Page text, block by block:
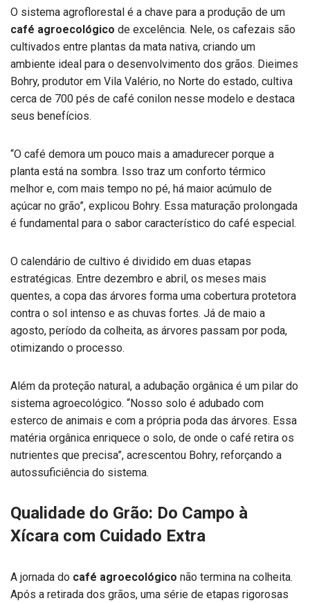
O sistema agroflorestal é a chave para a produção de um
café agroecológico de excelência. Nele, os cafezais são
cultivados entre plantas da mata nativa, criando um
ambiente ideal para o desenvolvimento dos grãos. Dieimes
Bohry, produtor em Vila Valério, no Norte do estado, cultiva
cerca de 700 pés de café conilon nesse modelo e destaca
seus benefícios.
“O café demora um pouco mais a amadurecer porque a
planta está na sombra. Isso traz um conforto térmico
melhor e, com mais tempo no pé, há maior acúmulo de
açúcar no grão”, explicou Bohry. Essa maturação prolongada
é fundamental para o sabor característico do café especial.
O calendário de cultivo é dividido em duas etapas
estratégicas. Entre dezembro e abril, os meses mais
quentes, a copa das árvores forma uma cobertura protetora
contra o sol intenso e as chuvas fortes. Já de maio a
agosto, período da colheita, as árvores passam por poda,
otimizando o processo.
Além da proteção natural, a adubação orgânica é um pilar do
sistema agroecológico. “Nosso solo é adubado com
esterco de animais e com a própria poda das árvores. Essa
matéria orgânica enriquece o solo, de onde o café retira os
nutrientes que precisa”, acrescentou Bohry, reforçando a
autossuficiência do sistema.
Qualidade do Grão: Do Campo à
Xícara com Cuidado Extra
A jornada do café agroecológico não termina na colheita.
Após a retirada dos grãos, uma série de etapas rigorosas